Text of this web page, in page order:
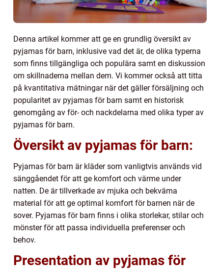
Denna artikel kommer att ge en grundlig översikt av
pyjamas för barn, inklusive vad det är, de olika typerna
som finns tillgängliga och populära samt en diskussion
om skillnaderna mellan dem. Vi kommer också att titta
på kvantitativa mätningar när det gäller försäljning och
popularitet av pyjamas för barn samt en historisk
genomgång av för- och nackdelarna med olika typer av
pyjamas för barn.
Översikt av pyjamas för barn:
Pyjamas för barn är kläder som vanligtvis används vid
sänggåendet för att ge komfort och värme under
natten. De är tillverkade av mjuka och bekväma
material för att ge optimal komfort för barnen när de
sover. Pyjamas för barn finns i olika storlekar, stilar och
mönster för att passa individuella preferenser och
behov.
Presentation av pyjamas för